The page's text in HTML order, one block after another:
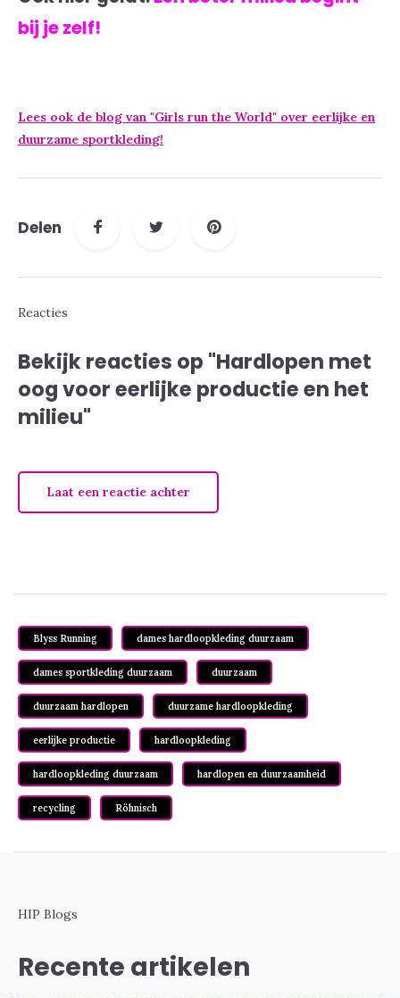
bij je zelf!
Lees ook de blog van "Girls run the World" over eerlijke en
duurzame sportkleding!
Delen
Reacties
Bekijk reacties op "Hardlopen met
oog voor eerlijke productie en het
milieu"
Laat een reactie achter
Blyss Running dames hardloopkleding duurzaam
dames sportkleding duurzaam duurzaam
duurzaam hardlopen duurzame hardloopkleding
eerlijke productie hardloopkleding
hardloopkleding duurzaam hardlopen en duurzaamheid
recycling Röhnisch
HIP Blogs
Recente artikelen